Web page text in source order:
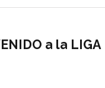
a la